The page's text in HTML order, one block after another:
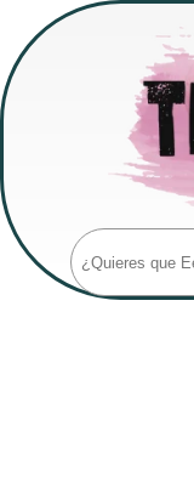
Saltar
contenido
Buscar